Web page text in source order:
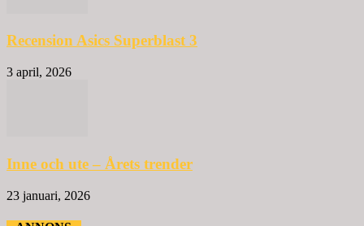
Recension Asics Superblast 3
3 april, 2026
Inne och ute – Årets trender
23 januari, 2026